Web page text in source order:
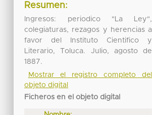
Resumen:
Ingresos: periodico "La Ley",
colegiaturas, rezagos y herencias a
favor del Instituto Cientifico y
Literario, Toluca. Julio, agosto de
1887.
Mostrar el registro completo del
objeto digital
Ficheros en el objeto digital